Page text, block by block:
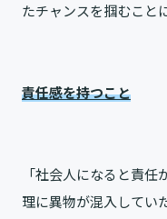
たチャンスを掴むこと
責任感を持つこと
「社会人になると責
理に異物が混入してい